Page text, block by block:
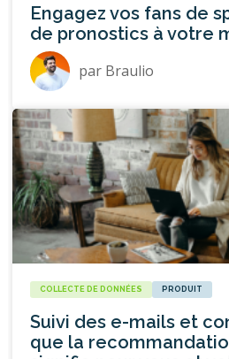
Engagez vos fans de
de pronostics à votre
par Braulio
COLLECTE DE DONNÉES PRODUIT
Suivi des e-mails et
que la